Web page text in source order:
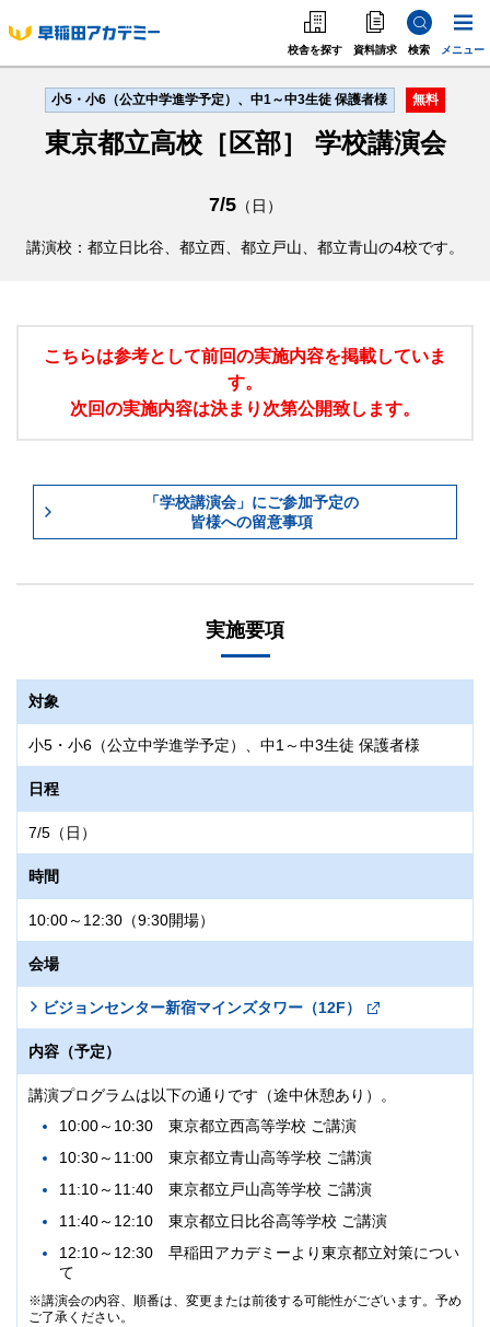
校舎を探す 資料請求 検索 メニュー
中学受験
高校受験
大学受験
個別指導
海外·帰国·首都圏外
小5・小6（公立中学進学予定）、中1～中3生徒 保護者様
東京都立高校［区部］ 学校講演会
無料
7/5（日）
講演校：都立日比谷、都立西、都立戸山、都立青山の4校です。
こちらは参考として前回の実施内容を掲載していま
す。
次回の実施内容は決まり次第公開致します。
「学校講演会」にご参加予定の
皆様への留意事項
実施要項
対象
小5・小6（公立中学進学予定）、中1～中3生徒 保護者様
日程
7/5（日）
時間
10:00～12:30（9:30開場）
会場
ビジョンセンター新宿マインズタワー（12F）
内容（予定）
講演プログラムは以下の通りです（途中休憩あり）。
10:00～10:30 東京都立西高等学校 ご講演
10:30～11:00 東京都立青山高等学校 ご講演
11:10～11:40 東京都立戸山高等学校 ご講演
11:40～12:10 東京都立日比谷高等学校 ご講演
12:10～12:30 早稲田アカデミーより東京都立対策につい
て
講演会の内容、順番は、変更または前後する可能性がございます。予め
ご了承ください。